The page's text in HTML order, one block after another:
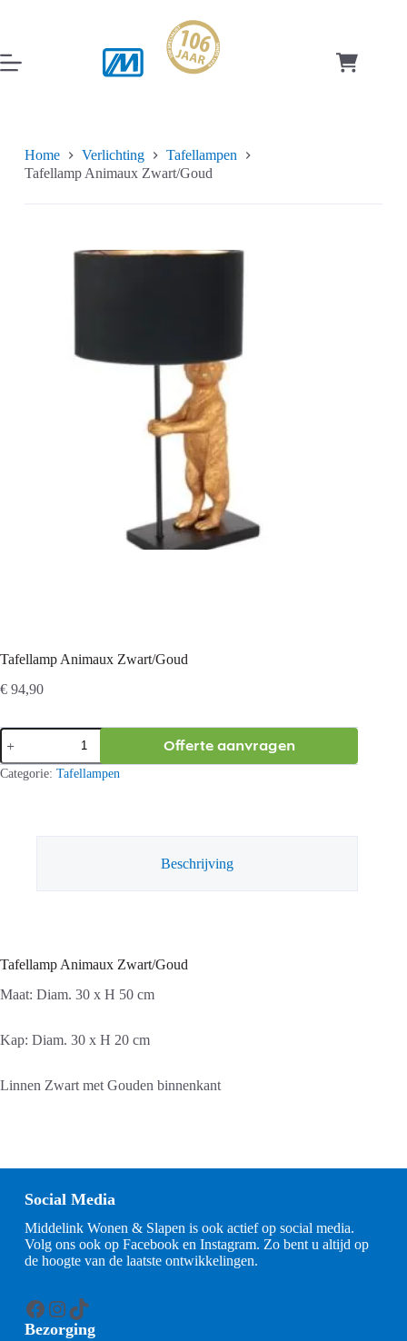
inhoud
Home Verlichting
Tafellampen
Tafellamp Animaux Zwart/Goud
Tafellamp Animaux Zwart/Goud
€ 94,90
Tafellamp
Animaux
Zwart/Goud
aantal
Offerte aanvragen
Categorie: Tafellampen
Beschrijving
Tafellamp Animaux Zwart/Goud
Maat: Diam. 30 x H 50 cm
Kap: Diam. 30 x H 20 cm
Linnen Zwart met Gouden binnenkant
Social Media
Middelink Wonen & Slapen is ook actief op social media.
Volg ons ook op Facebook en Instagram. Zo bent u altijd op
de hoogte van de laatste ontwikkelingen.
Facebook
Instagram
TikTok
Bezorging